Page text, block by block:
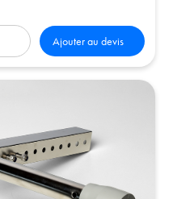
Ajouter au devis